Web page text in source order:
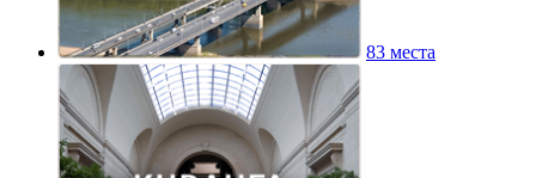
83 места